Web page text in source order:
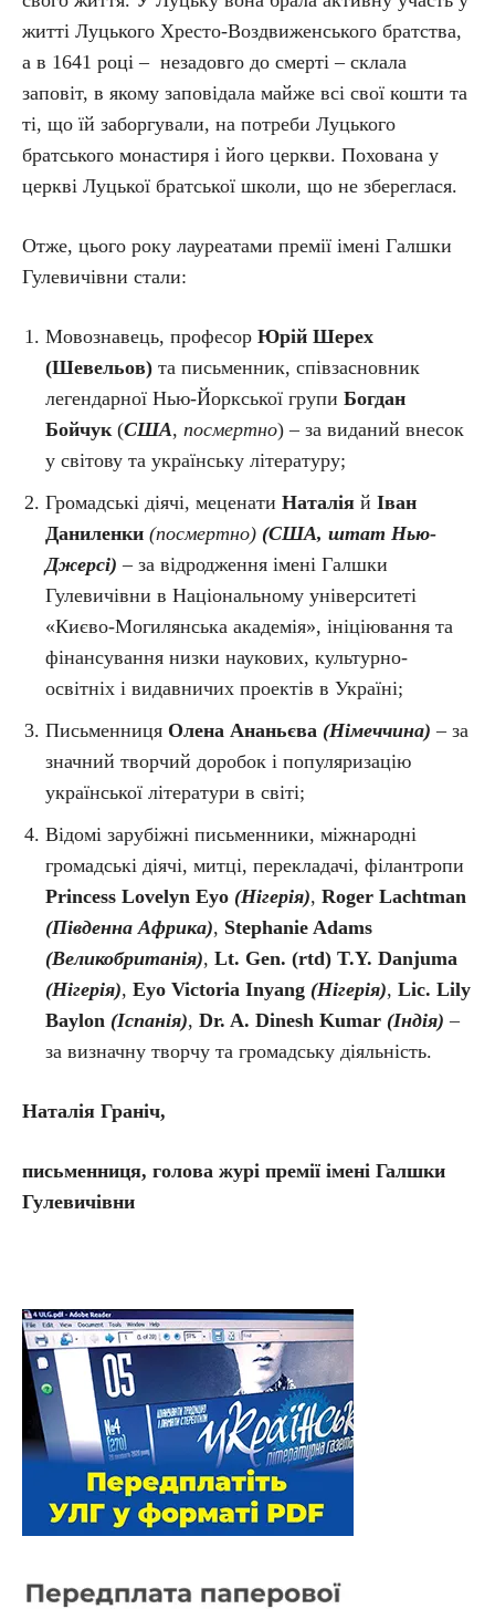
житті Луцького Хресто-Воздвиженського братства,
а в 1641 році – незадовго до смерті – склала
заповіт, в якому заповідала майже всі свої кошти та
ті, що їй заборгували, на потреби Луцького
братського монастиря і його церкви. Похована у
церкві Луцької братської школи, що не збереглася.
Отже, цього року лауреатами премії імені Галшки
Гулевичівни стали:
Мовознавець, професор Юрій Шерех
(Шевельов) та письменник, співзасновник
легендарної Нью-Йоркської групи Богдан
Бойчук(США, посмертно) – за виданий внесок
у світову та українську літературу;
Громадські діячі, меценати Наталія й Іван
Даниленки (посмертно) (США, штат Нью-
Джерсі)– за відродження імені Галшки
Гулевичівни в Національному університеті
«Києво-Могилянська академія», ініціювання та
фінансування низки наукових, культурно-
освітніх і видавничих проектів в Україні;
Письменниця Олена Ананьєва (Німеччина) – за
значний творчий доробок і популяризацію
української літератури в світі;
Відомі зарубіжні письменники, міжнародні
громадські діячі, митці, перекладачі, філантропи
Princess Lovelyn Eyo (Нігерія), Roger Lachtman
(Південна Африка), Stephanie Adams
(Великобританія), Lt. Gen. (rtd) T.Y. Danjuma
(Нігерія), Eyo Victoria Inyang (Нігерія), Lic. Lily
Baylon (Іспанія), Dr. A. Dinesh Kumar (Індія) –
за визначну творчу та громадську діяльність.
Наталія Граніч,
письменниця, голова журі премії імені Галшки
Гулевичівни